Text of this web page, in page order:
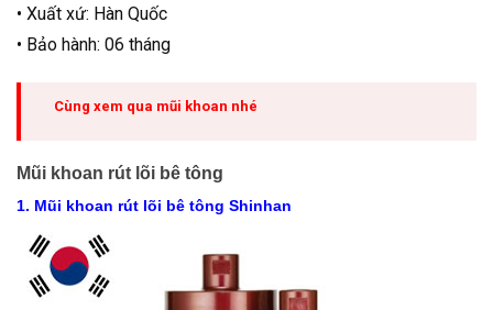
• Xuất xứ: Hàn Quốc
• Bảo hành: 06 tháng
Cùng xem qua mũi khoan nhé
Mũi khoan rút lõi bê tông
1. Mũi khoan rút lõi bê tông Shinhan